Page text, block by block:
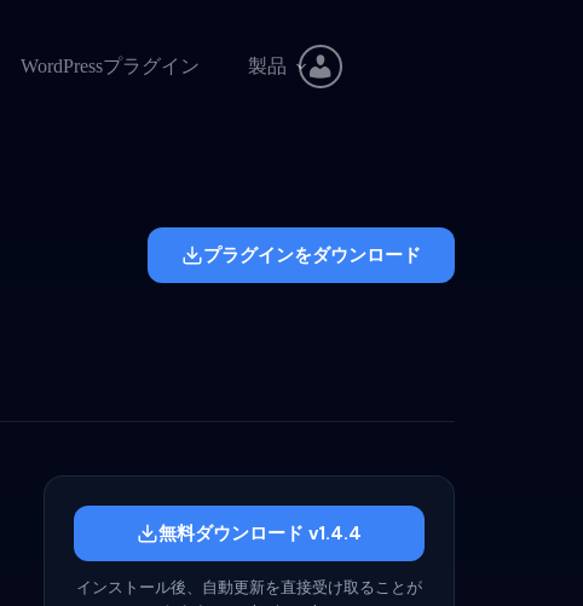
WordPressプラグイン 製品
プラグインをダウンロード
無料ダウンロード v1.4.4
インストール後、自動更新を直接受け取ることが